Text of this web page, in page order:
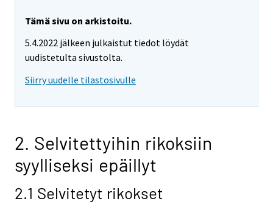
Tämä sivu on arkistoitu.
5.4.2022 jälkeen julkaistut tiedot löydät
uudistetulta sivustolta.
Siirry uudelle tilastosivulle
2. Selvitettyihin rikoksiin
syylliseksi epäillyt
2.1 Selvitetyt rikokset